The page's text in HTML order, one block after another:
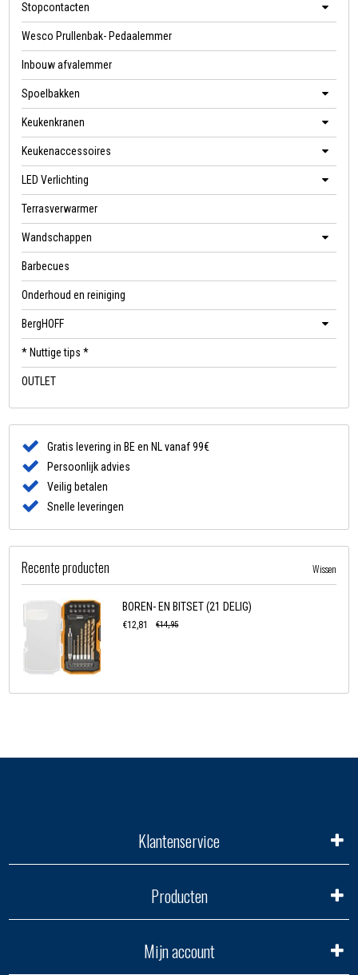
Stopcontacten
Wesco Prullenbak- Pedaalemmer
Inbouw afvalemmer
Spoelbakken
Keukenkranen
Keukenaccessoires
LED Verlichting
Terrasverwarmer
Wandschappen
Barbecues
Onderhoud en reiniging
BergHOFF
* Nuttige tips *
OUTLET
Gratis levering in BE en NL vanaf 99€
Persoonlijk advies
Veilig betalen
Snelle leveringen
Recente producten Wissen
BOREN- EN BITSET (21 DELIG)
€12,81 €14,95
Klantenservice
Producten
Mijn account